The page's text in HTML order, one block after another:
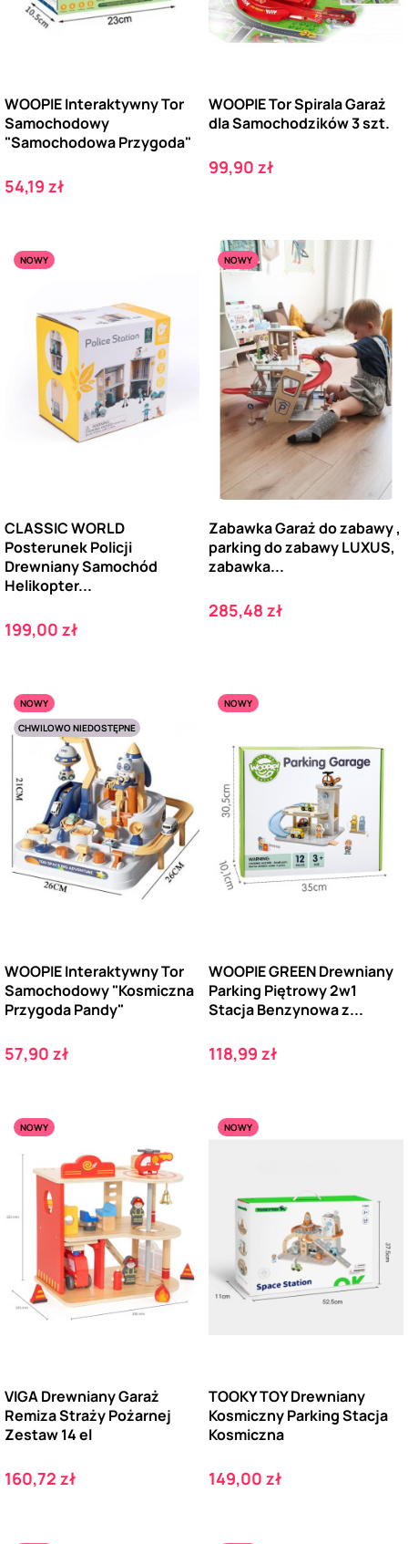
WOOPIE Interaktywny Tor
Samochodowy
"Samochodowa Przygoda"
Cena
54,19 zł
WOOPIE Tor Spirala Garaż
dla Samochodzików 3 szt.
Cena
99,90 zł
NOWY
CLASSIC WORLD
Posterunek Policji
Drewniany Samochód
Helikopter...
Cena
199,00 zł
NOWY
Zabawka Garaż do zabawy ,
parking do zabawy LUXUS,
zabawka...
Cena
285,48 zł
NOWY
CHWILOWO NIEDOSTĘPNE
WOOPIE Interaktywny Tor
Samochodowy "Kosmiczna
Przygoda Pandy"
Cena
57,90 zł
NOWY
WOOPIE GREEN Drewniany
Parking Piętrowy 2w1
Stacja Benzynowa z...
Cena
118,99 zł
NOWY
VIGA Drewniany Garaż
Remiza Straży Pożarnej
Zestaw 14 el
Cena
160,72 zł
NOWY
TOOKY TOY Drewniany
Kosmiczny Parking Stacja
Kosmiczna
Cena
149,00 zł